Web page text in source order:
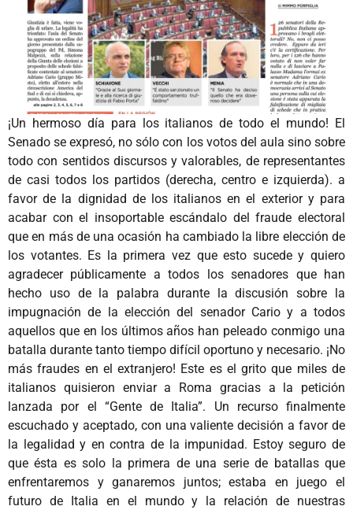
¡Un hermoso día para los italianos de todo el mundo! El
Senado se expresó, no sólo con los votos del aula sino sobre
todo con sentidos discursos y valorables, de representantes
de casi todos los partidos (derecha, centro e izquierda). a
favor de la dignidad de los italianos en el exterior y para
acabar con el insoportable escándalo del fraude electoral
que en más de una ocasión ha cambiado la libre elección de
los votantes. Es la primera vez que esto sucede y quiero
agradecer públicamente a todos los senadores que han
hecho uso de la palabra durante la discusión sobre la
impugnación de la elección del senador Cario y a todos
aquellos que en los últimos años han peleado conmigo una
batalla durante tanto tiempo difícil oportuno y necesario. ¡No
más fraudes en el extranjero! Este es el grito que miles de
italianos quisieron enviar a Roma gracias a la petición
lanzada por el “Gente de Italia”. Un recurso finalmente
escuchado y aceptado, con una valiente decisión a favor de
la legalidad y en contra de la impunidad. Estoy seguro de
que ésta es solo la primera de una serie de batallas que
enfrentaremos y ganaremos juntos; estaba en juego el
futuro de Italia en el mundo y la relación de nuestras